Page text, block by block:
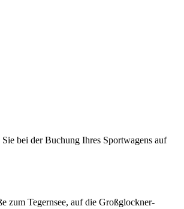
bei der Buchung Ihres Sportwagens auf
zum Tegernsee, auf die Großglockner-